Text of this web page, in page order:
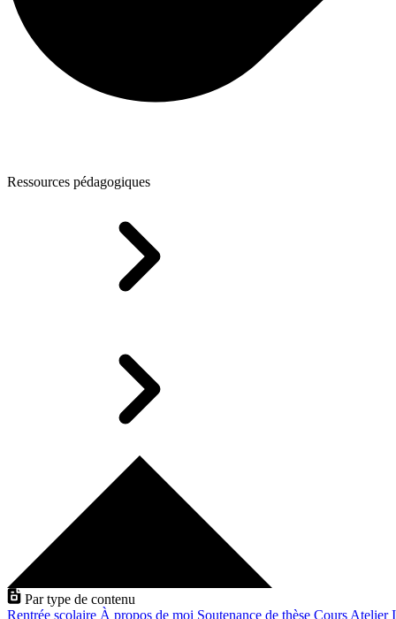
Ressources pédagogiques
Par type de contenu
Rentrée scolaire À propos de moi Soutenance de thèse Cours Atelier